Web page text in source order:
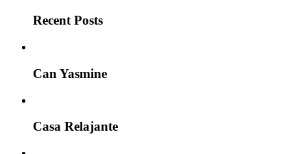
Recent Posts
Can Yasmine
Casa Relajante